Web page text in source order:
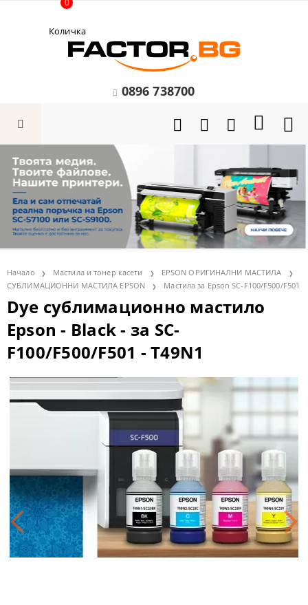
Количка
0
0896 738700
Начало Мастила и тонер касети
EPSON ОРИГИНАЛНИ МАСТИЛА
СУБЛИМАЦИОННИ МАСТИЛА EPSON
Мастила за Epson SC-F100/F500/F501
Dye сублимационно мастило
Epson - Black - за SC-
F100/F500/F501 - T49N1